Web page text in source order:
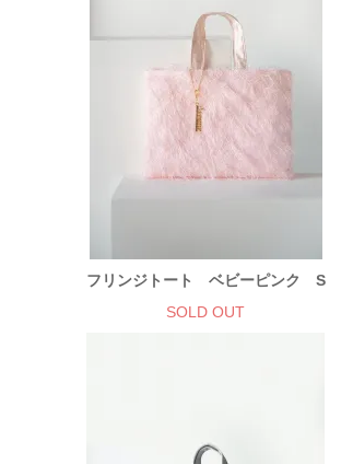
フリンジトート ベビーピンク S
SOLD OUT